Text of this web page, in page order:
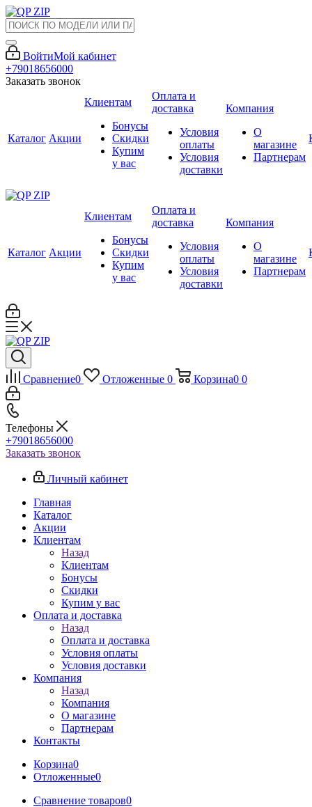
ВойтиМой кабинет
+79018656000
Заказать звонок
Каталог Акции
Клиентам
Бонусы
Скидки
Купим
у вас
Оплата и
доставка
Условия
оплаты
Условия
доставки
Компания
О
магазине
Партнерам
Каталог Акции
Клиентам
Бонусы
Скидки
Купим
у вас
Оплата и
доставка
Условия
оплаты
Условия
доставки
Компания
О
магазине
Партнерам
Сравнение0 Отложенные 0 Корзина0 0
Телефоны
+79018656000
Заказать звонок
Личный кабинет
Главная
Каталог
Акции
Клиентам
Назад
Клиентам
Бонусы
Скидки
Купим у вас
Оплата и доставка
Назад
Оплата и доставка
Условия оплаты
Условия доставки
Компания
Назад
Компания
О магазине
Партнерам
Контакты
Корзина0
Отложенные0
Сравнение товаров0